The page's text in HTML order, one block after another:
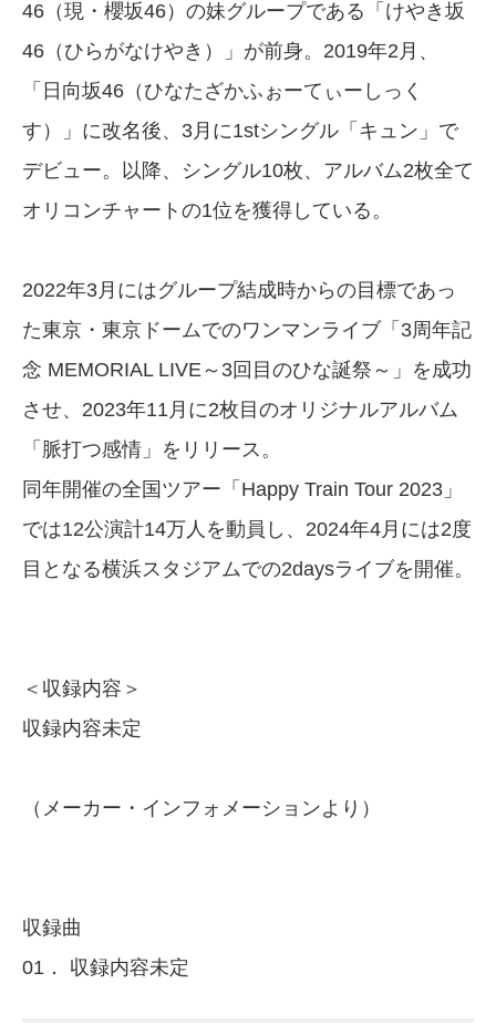
46（現・櫻坂46）の妹グループである「けやき坂
46（ひらがなけやき）」が前身。2019年2月、
「日向坂46（ひなたざかふぉーてぃーしっく
す）」に改名後、3月に1stシングル「キュン」で
デビュー。以降、シングル10枚、アルバム2枚全て
オリコンチャートの1位を獲得している。
2022年3月にはグループ結成時からの目標であっ
た東京・東京ドームでのワンマンライブ「3周年記
念 MEMORIAL LIVE～3回目のひな誕祭～」を成功
させ、2023年11月に2枚目のオリジナルアルバム
「脈打つ感情」をリリース。
同年開催の全国ツアー「Happy Train Tour 2023」
では12公演計14万人を動員し、2024年4月には2度
目となる横浜スタジアムでの2daysライブを開催。
＜収録内容＞
収録内容未定
（メーカー・インフォメーションより）
収録曲
01． 収録内容未定